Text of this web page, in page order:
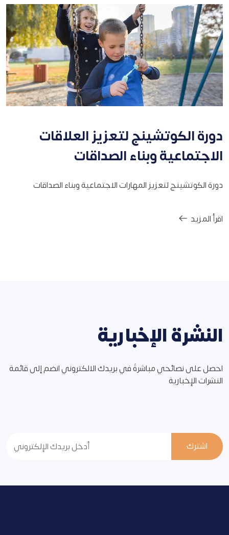
دورة الكوتشينج لتعزيز العلاقات
الاجتماعية وبناء الصداقات
دورة الكوتشينج لتعزيز المهارات الاجتماعية وبناء الصداقات
اقرأ المزيد
النشرة الإخبارية
احصل على نصائحي مباشرةً في بريدك الالكتروني انضم إلى قائمة
النشرات الإخبارية